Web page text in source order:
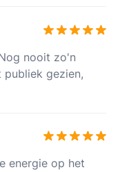
nooit zo'n
gezien,
energie op het